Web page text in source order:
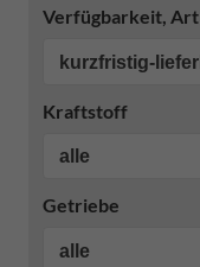
Verfügbarkeit, Art
Kraftstoff
Getriebe